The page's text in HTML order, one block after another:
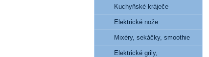
Kuchyňské kráječe
Elektrické nože
Mixéry, sekáčky, smoothie
Elektrické grily,